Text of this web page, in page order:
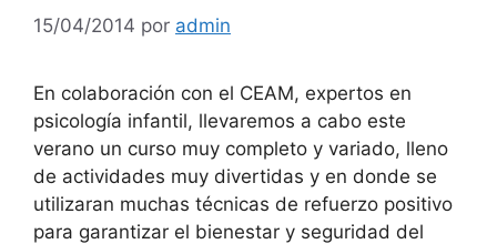
15/04/2014 por admin
En colaboración con el CEAM, expertos en
psicología infantil, llevaremos a cabo este
verano un curso muy completo y variado, lleno
de actividades muy divertidas y en donde se
utilizaran muchas técnicas de refuerzo positivo
para garantizar el bienestar y seguridad del